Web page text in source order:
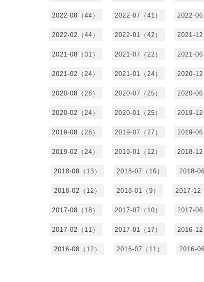
2022-08（44） 2022-07（41） 2022-06
2022-02（44） 2022-01（42） 2021-12
2021-08（31） 2021-07（22） 2021-06
2021-02（24） 2021-01（24） 2020-12
2020-08（28） 2020-07（25） 2020-06
2020-02（24） 2020-01（25） 2019-12
2019-08（28） 2019-07（27） 2019-06
2019-02（24） 2019-01（12） 2018-12
2018-08（13） 2018-07（16） 2018-
2018-02（12） 2018-01（9） 2017-12
2017-08（18） 2017-07（10） 2017-06
2017-02（11） 2017-01（17） 2016-12
2016-08（12） 2016-07（11） 2016-